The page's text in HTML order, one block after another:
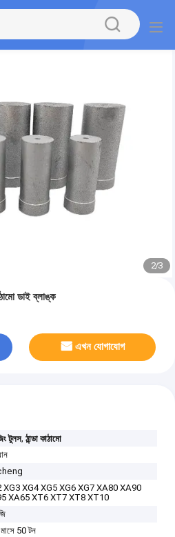
2/3
ডাই ব্লাঙ্ক
এখন যোগাযোগ
টুলস,ঠান্ডা কাঠামো
XG3 XG4 XG5 XG6 XG7 XA80 XA90
XA65 XT6 XT7 XT8 XT10
মাসে 50 টন